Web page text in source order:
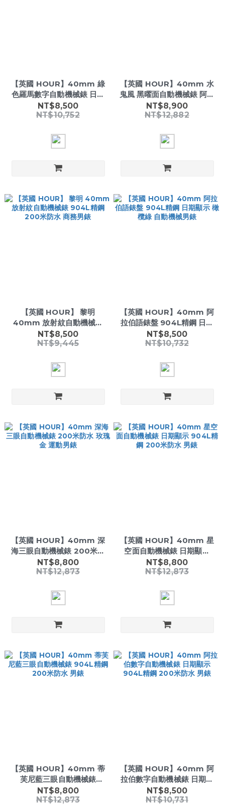
【英國 HOUR】40mm 綠
色羅馬數字自動機械錶 日期
顯示 904L精鋼 200米防水
男錶
NT$8,500
NT$10,752
【英國 HOUR】40mm 水
鬼風 黑曜面自動機械錶 阿拉
伯數字 日期顯示 904L精鋼
男錶
NT$8,900
NT$12,882
【英國 HOUR】 黎明
40mm 放射紋自動機械錶
904L精鋼 200米防水 商務
男錶
NT$8,500
NT$9,445
【英國 HOUR】40mm 阿
拉伯語錶盤 904L精鋼 日期
顯示 橄欖綠 自動機械男錶
NT$8,500
NT$10,732
【英國 HOUR】40mm 深
海三眼自動機械錶 200米防
水 玫瑰金 運動男錶
NT$8,800
NT$12,873
【英國 HOUR】40mm 星
空面自動機械錶 日期顯示
904L精鋼 200米防水 男錶
NT$8,800
NT$12,873
【英國 HOUR】40mm 蒂
芙尼藍三眼自動機械錶
904L精鋼 200米防水 男錶
NT$8,800
NT$12,873
【英國 HOUR】40mm 阿
拉伯數字自動機械錶 日期顯
示 904L精鋼 200米防水 男
錶
NT$8,500
NT$10,731